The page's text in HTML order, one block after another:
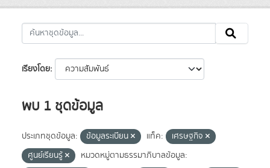
เรียงโดย
พบ 1 ชุดข้อมูล
ประเภทชุดข้อมูล: ข้อมูลระเบียน แท็ค:
เศรษฐกิจ
ศูนย์เรียนรู้
หมวดหมู่ตามธรรมาภิบาลข้อมูล: